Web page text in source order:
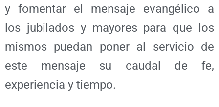
y fomentar el mensaje evangélico a
los jubilados y mayores para que los
mismos puedan poner al servicio de
este mensaje su caudal de fe,
experiencia y tiempo.